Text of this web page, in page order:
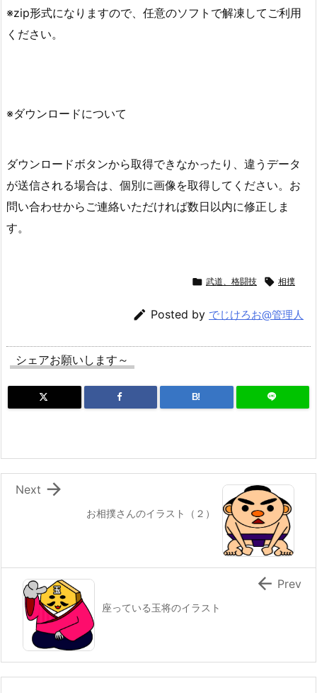
※zip形式になりますので、任意のソフトで解凍してご利用
ください。
※ダウンロードについて
ダウンロードボタンから取得できなかったり、違うデータ
が送信される場合は、個別に画像を取得してください。お
問い合わせからご連絡いただければ数日以内に修正しま
す。
 武道、格闘技  相撲
 Posted by でじけろお@管理人
シェアお願いします～
B!
お相撲さんのイラスト（２）

Next
座っている玉将のイラスト
 Prev